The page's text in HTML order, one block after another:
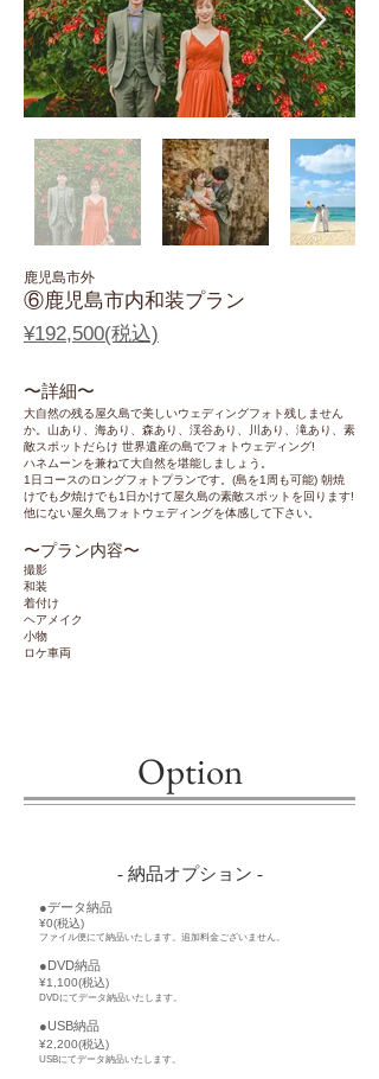
鹿児島市外
⑥鹿児島市内和装プラン
¥192,500(税込)
〜​詳細〜
大自然の残る屋久島で美しいウェディングフォト残しません
か。山あり、海あり、森あり、渓谷あり、川あり、滝あり、素
敵スポットだらけ 世界遺産の島でフォトウェディング!
ハネムーンを兼ねて大自然を堪能しましょう。
1日コースのロングフォトプランです。(島を1周も可能) 朝焼
けでも夕焼けでも1日かけて屋久島の素敵スポットを回ります!
他にない屋久島フォトウェディングを体感して下さい。
〜​プラン内容〜
撮影
和装
着付け
ヘアメイク
小物
ロケ車両
​Option
- 納品オプション -
●データ納品
¥0(税込)
ファイル便にて納品いたします。追加料金ございません。
●DVD納品
¥1,100(税込)
DVDにてデータ納品いたします。
●USB納品
¥2,200(税込)
USBにてデータ納品いたします。